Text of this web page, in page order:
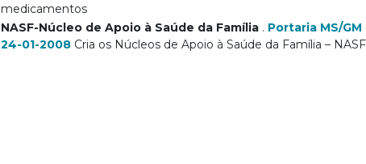
medicamentos
NASF-Núcleo de Apoio à Saúde da Família . Portaria MS/GM
24-01-2008 Cria os Núcleos de Apoio à Saúde da Família –